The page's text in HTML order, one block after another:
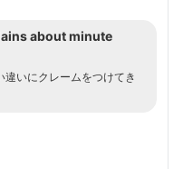
about minute
違いにクレームをつけてき